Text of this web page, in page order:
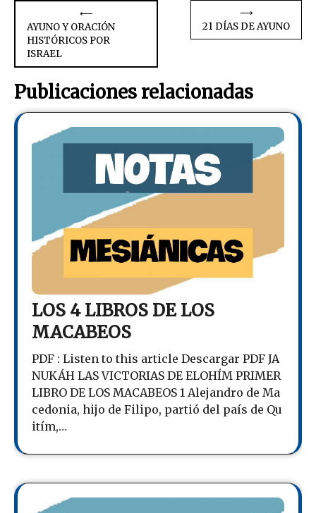
Navegación
de
entradas
⟵
AYUNO Y ORACIÓN
HISTÓRICOS POR
ISRAEL
21 DÍAS DE AYUNO
⟶
Publicaciones relacionadas
LOS 4 LIBROS DE LOS
MACABEOS
PDF : Listen to this article Descargar PDF JA
NUKÁH LAS VICTORIAS DE ELOHÍM PRIMER
LIBRO DE LOS MACABEOS 1 Alejandro de Ma
cedonia, hijo de Filipo, partió del país de Qu
itím,…